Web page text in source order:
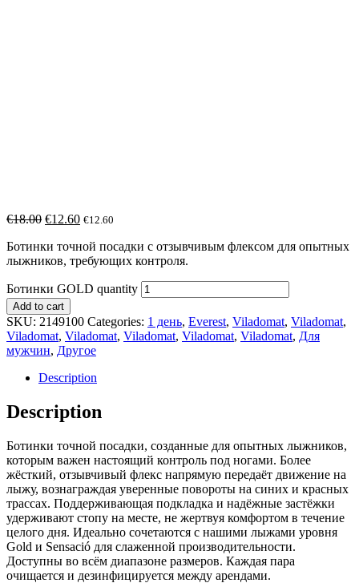
€18.00 €12.60 €12.60
Ботинки точной посадки с отзывчивым флексом для опытных
лыжников, требующих контроля.
Ботинки GOLD quantity
Add to cart
SKU: 2149100 Categories: 1 день, Everest, Viladomat, Viladomat,
Viladomat, Viladomat, Viladomat, Viladomat, Viladomat, Для
мужчин, Другое
Description
Description
Ботинки точной посадки, созданные для опытных лыжников,
которым важен настоящий контроль под ногами. Более
жёсткий, отзывчивый флекс напрямую передаёт движение на
лыжу, вознаграждая уверенные повороты на синих и красных
трассах. Поддерживающая подкладка и надёжные застёжки
удерживают стопу на месте, не жертвуя комфортом в течение
целого дня. Идеально сочетаются с нашими лыжами уровня
Gold и Sensació для слаженной производительности.
Доступны во всём диапазоне размеров. Каждая пара
очищается и дезинфицируется между арендами.